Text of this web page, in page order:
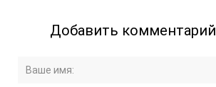
Добавить комментарий